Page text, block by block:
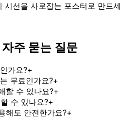
시선을 사로잡는 포스터로 만드
주 묻는 질문
가요?+
무료인가요?+
할 수 있나요?+
수 있나요?+
해도 안전한가요?+